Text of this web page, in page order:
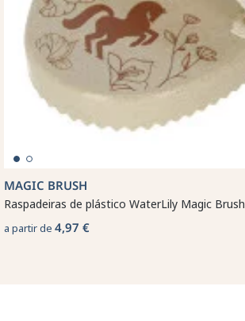
MAGIC BRUSH
Raspadeiras de plástico WaterLily Magic Brush
a partir de 4,97 €